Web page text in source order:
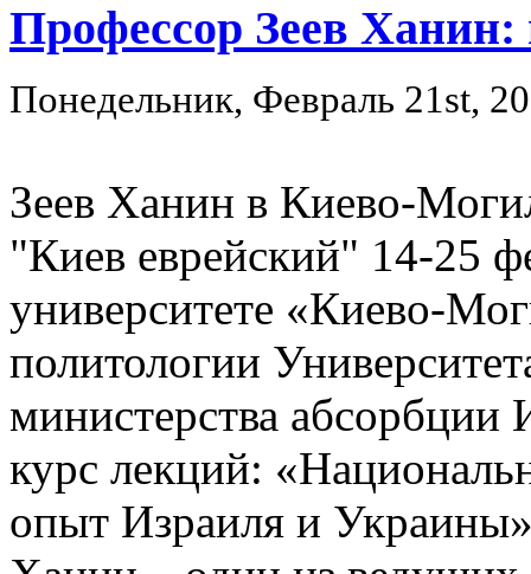
Профессор Зеев
Понедельник, Февраль 21st,
Зеев Ханин в Киево-
"Киев еврейский" 14-25
университете «Киево-
политологии
министерства абсорбции
курс лекций:
опыт Израиля и